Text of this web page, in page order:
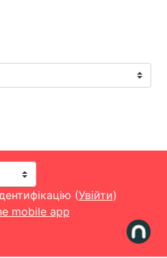
(Увійти)
mobile app